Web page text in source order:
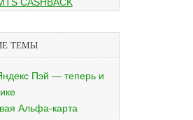
ТЕМЫ
Пэй — теперь и
Альфа-карта